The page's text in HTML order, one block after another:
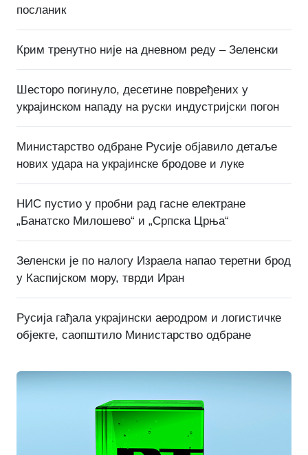
посланик
Крим тренутно није на дневном реду – Зеленски
Шесторо погинуло, десетине повређених у
украјинском нападу на руски индустријски погон
Министарство одбране Русије објавило детаље
нових удара на украјинске бродове и луке
НИС пустио у пробни рад гасне електране
„Банатско Милошево“ и „Српска Црња“
Зеленски је по налогу Израела напао теретни брод
у Каспијском мору, тврди Иран
Русија гађала украјински аеродром и логистичке
објекте, саопштило Министарство одбране